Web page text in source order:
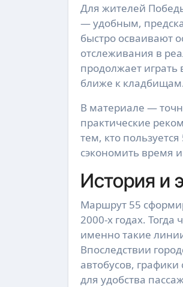
Для жителей
— удобным,
быстро осваивают
отслеживания в
продолжает
ближе к
В материале —
практические
тем, кто
сэкономить время
История и
Маршрут 55
2000-х годах.
именно такие
Впоследствии
автобусов,
для удобства